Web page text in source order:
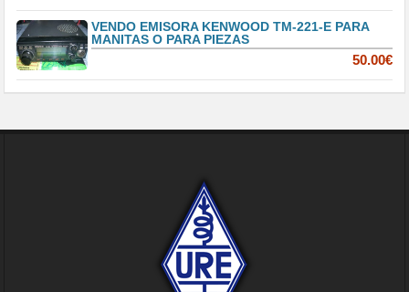
VENDO EMISORA KENWOOD TM-221-E PARA
MANITAS O PARA PIEZAS
50.00€